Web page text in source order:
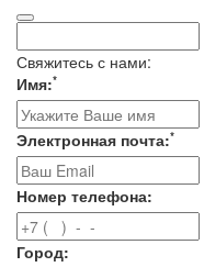
Свяжитесь с нами:
Имя:*
Электронная почта:*
Номер телефона:
Город: